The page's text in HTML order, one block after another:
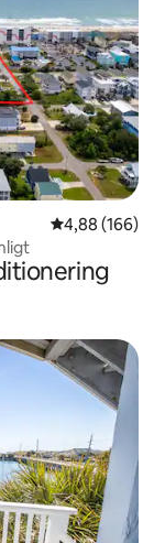
4,88 av 5 i
4,88 (166)